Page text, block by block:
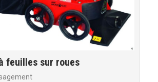
feuilles sur roues